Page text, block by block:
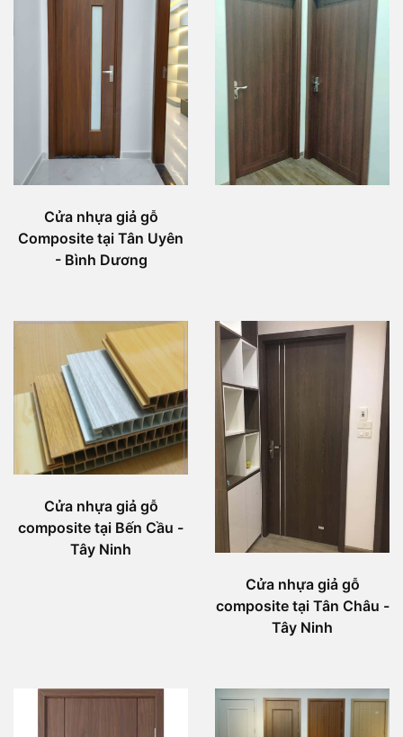
Cửa nhựa giả gỗ
Composite tại Tân Uyên
- Bình Dương
Cửa nhựa giả gỗ
composite tại Bến Cầu -
Tây Ninh
Cửa nhựa giả gỗ
composite tại Tân Châu -
Tây Ninh